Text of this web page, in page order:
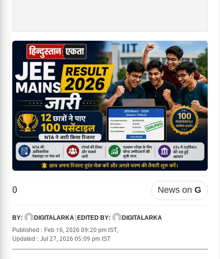
0 News on G
BY: DIGITALARKA EDITED BY:
DIGITALARKA
Published : Feb 16, 2026 09:20 pm IST,
Updated : Jul 27, 2026 05:09 pm IST